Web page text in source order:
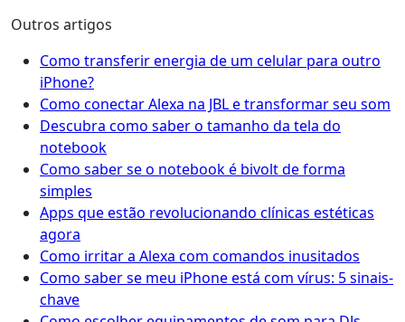
Outros artigos
Como transferir energia de um celular para outro
iPhone?
Como conectar Alexa na JBL e transformar seu som
Descubra como saber o tamanho da tela do
notebook
Como saber se o notebook é bivolt de forma
simples
Apps que estão revolucionando clínicas estéticas
agora
Como irritar a Alexa com comandos inusitados
Como saber se meu iPhone está com vírus: 5 sinais-
chave